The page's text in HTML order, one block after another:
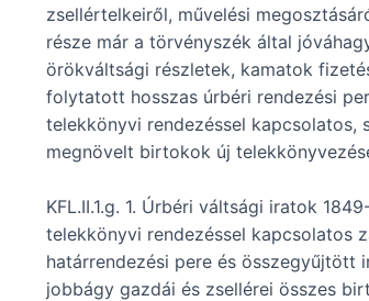
zsellértelkeiről, művelési
része már a törvényszék által
örökváltsági részletek, kamatok
folytatott hosszas úrbéri rendezési
telekkönyvi rendezéssel
megnövelt birtokok új
KFL.II.1.g. 1. Úrbéri váltsági iratok
telekkönyvi rendezéssel kapcsolatos
határrendezési pere és összegyűjtött
jobbágy gazdái és zsellérei összes